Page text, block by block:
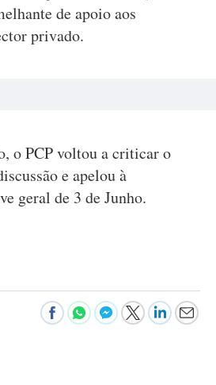
de apoio aos
privado.
o PCP voltou a criticar o
e apelou à
geral de 3 de Junho.